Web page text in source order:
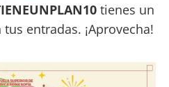
tienes un
entradas. ¡Aprovecha!